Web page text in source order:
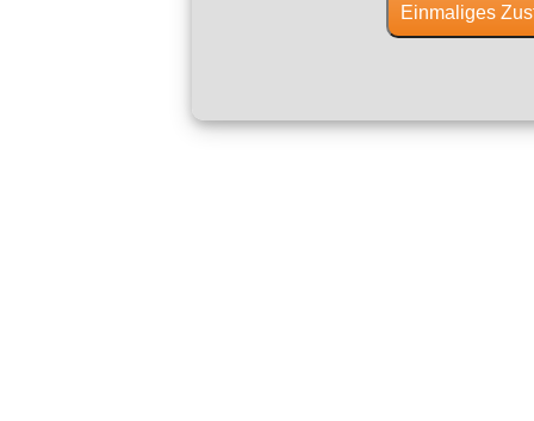
Einmaliges